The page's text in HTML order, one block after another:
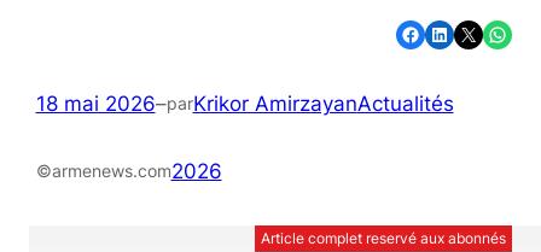
Partager sur Facebook Partager sur LinkedIn Partager sur X Partager sur WhatsApp
18 mai 2026–parKrikor AmirzayanActualités
©armenews.com2026
Article complet reservé aux abonnés